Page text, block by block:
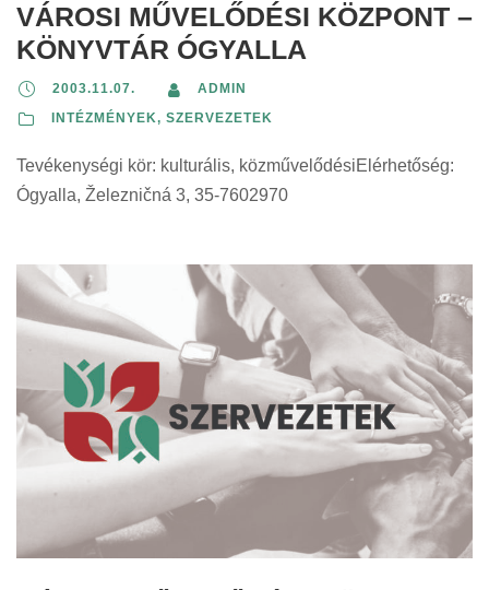
VÁROSI MŰVELŐDÉSI KÖZPONT –
KÖNYVTÁR ÓGYALLA
2003.11.07.
ADMIN
INTÉZMÉNYEK, SZERVEZETEK
Tevékenységi kör: kulturális, közművelődésiElérhetőség:
Ógyalla, Železničná 3, 35-7602970